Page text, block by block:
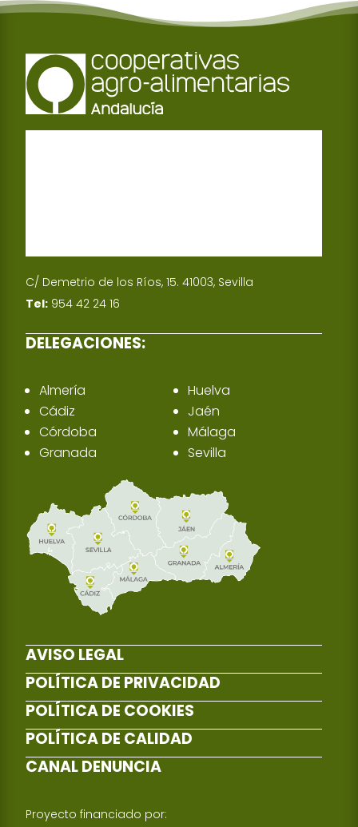
C/ Demetrio de los Ríos, 15. 41003, Sevilla
Tel: 954 42 24 16
DELEGACIONES:
Almería
Cádiz
Córdoba
Granada
Huelva
Jaén
Málaga
Sevilla
AVISO LEGAL
POLÍTICA DE PRIVACIDAD
POLÍTICA DE COOKIES
POLÍTICA DE CALIDAD
CANAL DENUNCIA
Proyecto financiado por: